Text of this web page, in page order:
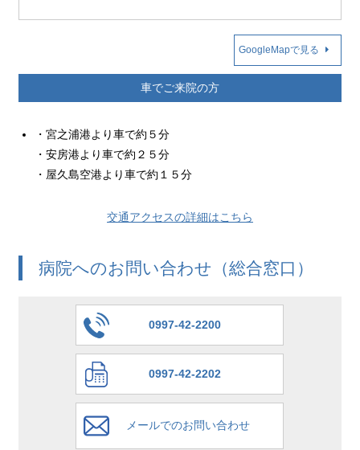
GoogleMapで見る
車でご来院の方
・宮之浦港より車で約５分
・安房港より車で約２５分
・屋久島空港より車で約１５分
交通アクセスの詳細はこちら
病院へのお問い合わせ（総合窓口）
0997-42-2200
0997-42-2202
メールでのお問い合わせ